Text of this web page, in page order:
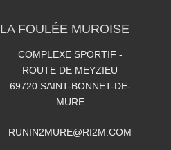
LA FOULÉE MUROISE
COMPLEXE SPORTIF -
ROUTE DE MEYZIEU
69720 SAINT-BONNET-DE-
MURE
RUNIN2MURE@RI2M.COM